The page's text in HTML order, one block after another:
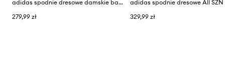
adidas spodnie dresowe damskie bawełniane
279,99 zł
adidas spodnie dresowe All SZN
329,99 zł